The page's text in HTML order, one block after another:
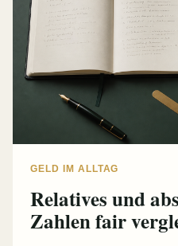
GELD IM ALLTAG
Relatives und
Zahlen fair